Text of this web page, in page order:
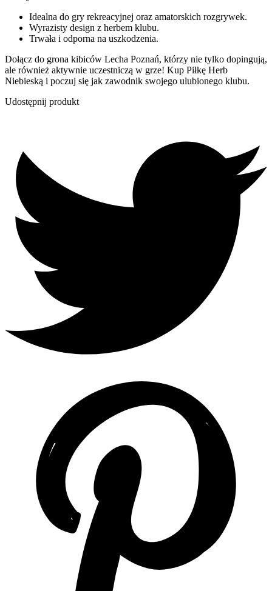
Idealna do gry rekreacyjnej oraz amatorskich rozgrywek.
Wyrazisty design z herbem klubu.
Trwała i odporna na uszkodzenia.
Dołącz do grona kibiców Lecha Poznań, którzy nie tylko dopingują,
ale również aktywnie uczestniczą w grze! Kup Piłkę Herb
Niebieską i poczuj się jak zawodnik swojego ulubionego klubu.
Udostępnij produkt